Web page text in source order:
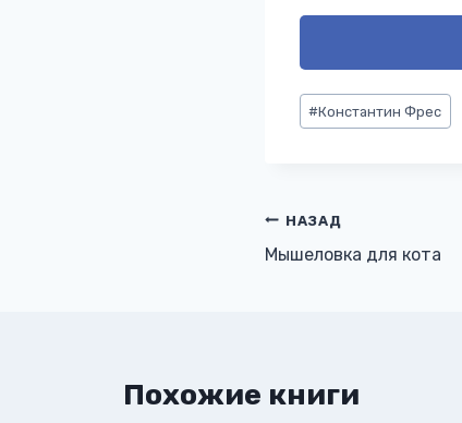
Метки
записи:
#Константин Фрес
Навигация
по
НАЗАД
Мышеловка для кота
Похожие книги